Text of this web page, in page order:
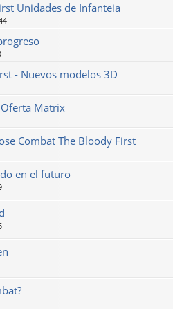
Unidades de Infanteia
- Nuevos modelos 3D
Oferta Matrix
Combat The Bloody First
en el futuro